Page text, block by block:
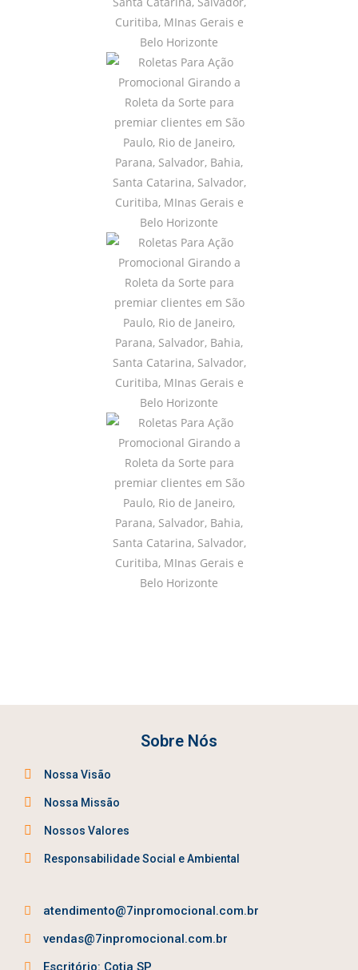
Sobre Nós
Nossa Visão
Nossa Missão
Nossos Valores
Responsabilidade Social e Ambiental
atendimento@7inpromocional.com.br
vendas@7inpromocional.com.br
Escritório: Cotia SP